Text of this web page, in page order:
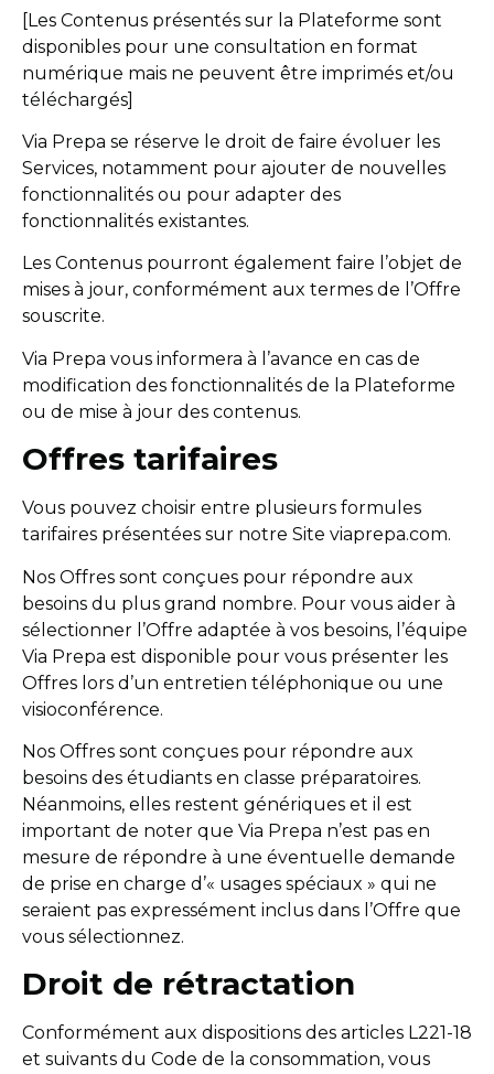
[Les Contenus présentés sur la Plateforme sont
disponibles pour une consultation en format
numérique mais ne peuvent être imprimés et/ou
téléchargés]
Via Prepa se réserve le droit de faire évoluer les
Services, notamment pour ajouter de nouvelles
fonctionnalités ou pour adapter des
fonctionnalités existantes.
Les Contenus pourront également faire l’objet de
mises à jour, conformément aux termes de l’Offre
souscrite.
Via Prepa vous informera à l’avance en cas de
modification des fonctionnalités de la Plateforme
ou de mise à jour des contenus.
Offres tarifaires
Vous pouvez choisir entre plusieurs formules
tarifaires présentées sur notre Site viaprepa.com.
Nos Offres sont conçues pour répondre aux
besoins du plus grand nombre. Pour vous aider à
sélectionner l’Offre adaptée à vos besoins, l’équipe
Via Prepa est disponible pour vous présenter les
Offres lors d’un entretien téléphonique ou une
visioconférence.
Nos Offres sont conçues pour répondre aux
besoins des étudiants en classe préparatoires.
Néanmoins, elles restent génériques et il est
important de noter que Via Prepa n’est pas en
mesure de répondre à une éventuelle demande
de prise en charge d’« usages spéciaux » qui ne
seraient pas expressément inclus dans l’Offre que
vous sélectionnez.
Droit de rétractation
Conformément aux dispositions des articles L221-18
et suivants du Code de la consommation, vous